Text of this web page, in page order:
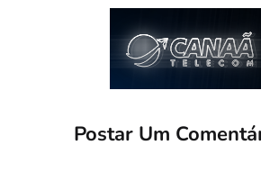
Postar Um